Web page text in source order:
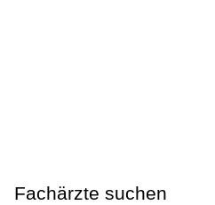
Fachärzte suchen